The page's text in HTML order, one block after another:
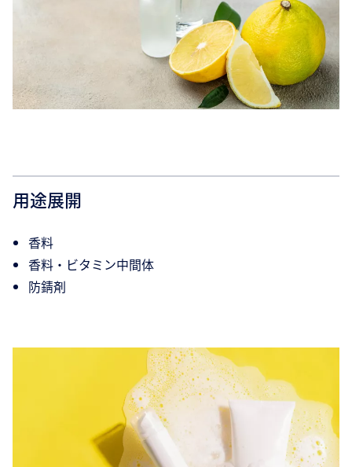
用途展開
香料
香料・ビタミン中間体
防錆剤